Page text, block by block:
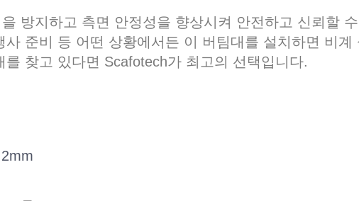
방지하고 측면 안정성을 향상시켜 안전하고 신뢰할
사 준비 등 어떤 상황에서든 이 버팀대를 설치하면 비
찾고 있다면 Scafotech가 최고의 선택입니다.